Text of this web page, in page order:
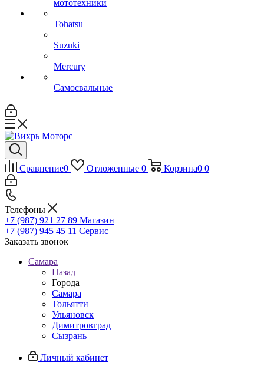
мототехники
Tohatsu
Suzuki
Mercury
Самосвальные
Сравнение0 Отложенные 0 Корзина0 0
Телефоны
+7 (987) 921 27 89 Магазин
+7 (987) 945 45 11 Сервис
Заказать звонок
Самара
Назад
Города
Самара
Тольятти
Ульяновск
Димитровград
Сызрань
Личный кабинет